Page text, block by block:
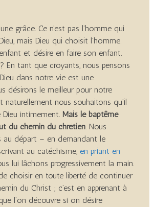
grâce. Ce n’est pas l’homme qui
mais Dieu qui choisit l’homme.
et désire en faire son enfant.
En tant que croyants, nous pensons
dans notre vie est une
désirons le meilleur pour notre
nous souhaitons qu’il
intimement. Mais le baptême
du chemin du chrétien. Nous
au départ – en demandant le
au catéchisme, en priant en
lui lâchons progressivement la main.
choisir en toute liberté de continuer
du Christ ; c’est en apprenant à
l’on découvre si on désire